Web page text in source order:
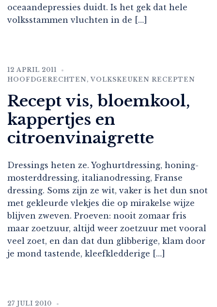
oceaandepressies duidt. Is het gek dat hele
volksstammen vluchten in de […]
12 APRIL 2011
HOOFDGERECHTEN,VOLKSKEUKEN RECEPTEN
Recept vis, bloemkool,
kappertjes en
citroenvinaigrette
Dressings heten ze. Yoghurtdressing, honing-
mosterddressing, italianodressing, Franse
dressing. Soms zijn ze wit, vaker is het dun snot
met gekleurde vlekjes die op mirakelse wijze
blijven zweven. Proeven: nooit zomaar fris
maar zoetzuur, altijd weer zoetzuur met vooral
veel zoet, en dan dat dun glibberige, klam door
je mond tastende, kleefkledderige […]
27 JULI 2010